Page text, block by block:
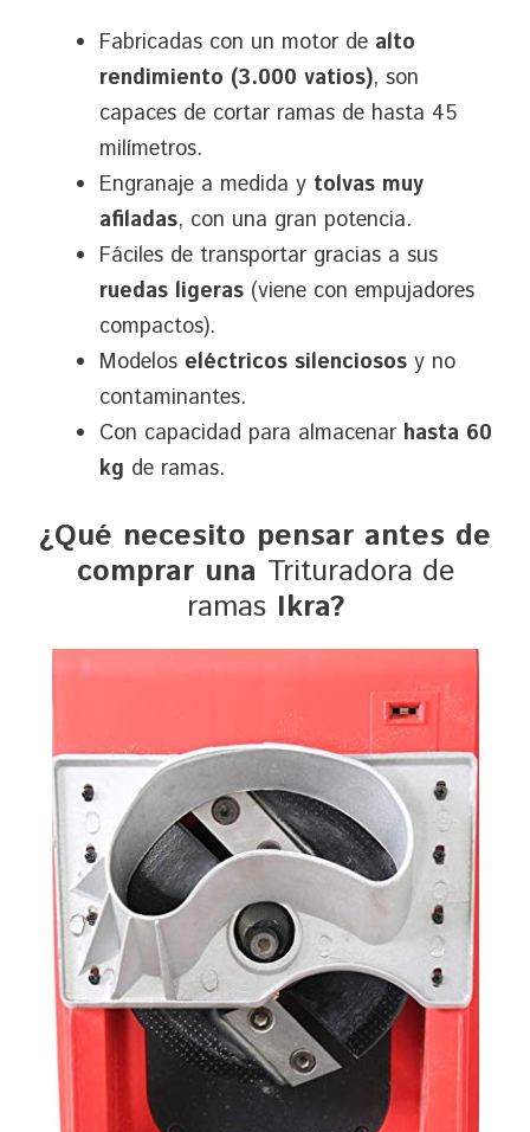
Fabricadas con un motor de alto
rendimiento (3.000 vatios), son
capaces de cortar ramas de hasta 45
milímetros.
Engranaje a medida y tolvas muy
afiladas, con una gran potencia.
Fáciles de transportar gracias a sus
ruedas ligeras (viene con empujadores
compactos).
Modelos eléctricos silenciosos y no
contaminantes.
Con capacidad para almacenar hasta 60
kg de ramas.
¿Qué necesito pensar antes de
comprar una Trituradora de
ramasIkra?